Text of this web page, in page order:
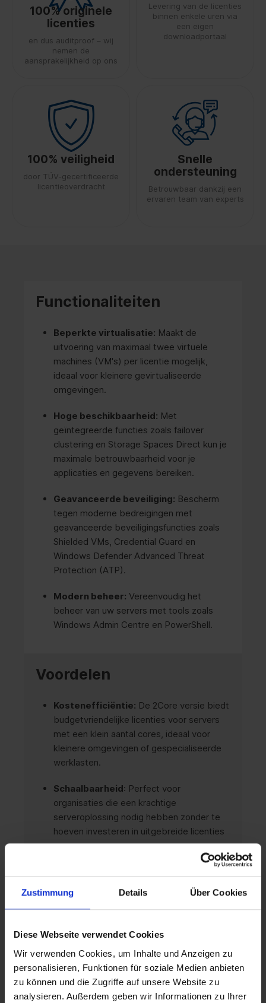
Zustimmung Details Über Cookies
Diese Webseite verwendet Cookies
Wir verwenden Cookies, um Inhalte und Anzeigen zu
personalisieren, Funktionen für soziale Medien anbieten
zu können und die Zugriffe auf unsere Website zu
analysieren. Außerdem geben wir Informationen zu Ihrer
100% originele
licenties
en dus auditproof – wij
nemen de
aansprakelijkheid op ons
Levering van de licenties
binnen enkele uren via
een eigen
downloadportaal
100% veiligheid
door TÜV-gecertificeerde
licentieoverdracht
Snelle
ondersteuning
Betrouwbaar dankzij een
ervaren team van experts
Functionaliteiten
Beperkte virtualisatie: Maakt de
uitvoering van maximaal twee virtuele
machines (VM's) per licentie mogelijk,
ideaal voor kleinere gevirtualiseerde
omgevingen.
Hoge beschikbaarheid: Met
geïntegreerde functies zoals failover
clustering en Storage Spaces Direct kun je
maximale betrouwbaarheid voor je
applicaties en gegevens bereiken.
Geavanceerde beveiliging: Bescherm
tegen moderne bedreigingen met
geavanceerde beveiligingsfuncties zoals
Shielded VMs, Credential Guard en
Windows Defender Advanced Threat
Protection (ATP).
Modern beheer: Vereenvoudig het
beheer van uw servers met tools zoals
Windows Admin Centre en PowerShell.
Voordelen
Kostenefficiëntie: De 2Core versie biedt
budgetvriendelijke licenties voor servers
met een klein aantal cores, ideaal voor
kleinere omgevingen of gespecialiseerde
werklasten.
Schaalbaarheid: Perfect voor
organisaties die een krachtige
serveroplossing nodig hebben zonder te
hoeven investeren in uitgebreide licenties
Ondersteuning
waaronder AI, machine learning en IoT,
zelfs in compacte serveromgevingen.
Toepassingsgebieden
Kleine bedrijven:Ideaal voor bedrijven
die een krachtige maar kosteneffectieve